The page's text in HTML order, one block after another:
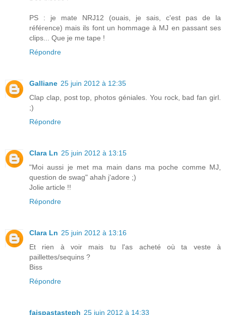
PS : je mate NRJ12 (ouais, je sais, c'est pas de la
référence) mais ils font un hommage à MJ en passant ses
clips... Que je me tape !
Répondre
Galliane 25 juin 2012 à 12:35
Clap clap, post top, photos géniales. You rock, bad fan girl.
;)
Répondre
Clara Ln 25 juin 2012 à 13:15
"Moi aussi je met ma main dans ma poche comme MJ,
question de swag" ahah j'adore ;)
Jolie article !!
Répondre
Clara Ln 25 juin 2012 à 13:16
Et rien à voir mais tu l'as acheté où ta veste à
paillettes/sequins ?
Biss
Répondre
faispastasteph 25 juin 2012 à 14:33